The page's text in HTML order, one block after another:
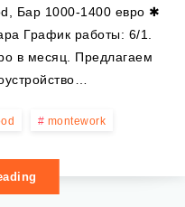
Бар 1000-1400 евро ✱
График работы: 6/1.
в месяц. Предлагаем
montework